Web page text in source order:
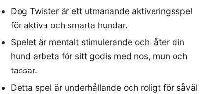
Dog Twister är ett utmanande aktiveringsspel
för aktiva och smarta hundar.
Spelet är mentalt stimulerande och låter din
hund arbeta för sitt godis med nos, mun och
tassar.
Detta spel är underhållande och roligt för såväl